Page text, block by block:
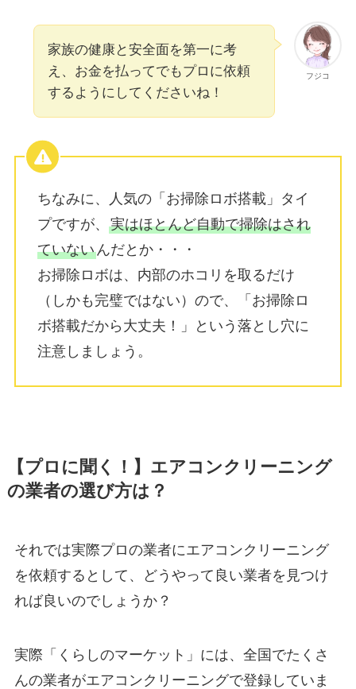
フジコ
家族の健康と安全面を第一に考
え、お金を払ってでもプロに依頼
するようにしてくださいね！
ちなみに、人気の「お掃除ロボ搭載」タイ
プですが、 実はほとんど自動で掃除はされ
ていないんだとか・・・
お掃除ロボは、内部のホコリを取るだけ
（しかも完璧ではない）ので、「お掃除ロ
ボ搭載だから大丈夫！」という落とし穴に
注意しましょう。
【プロに聞く！】エアコンクリーニング
の業者の選び方は？
それでは実際プロの業者にエアコンクリーニング
を依頼するとして、どうやって良い業者を見つけ
れば良いのでしょうか？
実際「くらしのマーケット」には、全国でたくさ
んの業者がエアコンクリーニングで登録していま